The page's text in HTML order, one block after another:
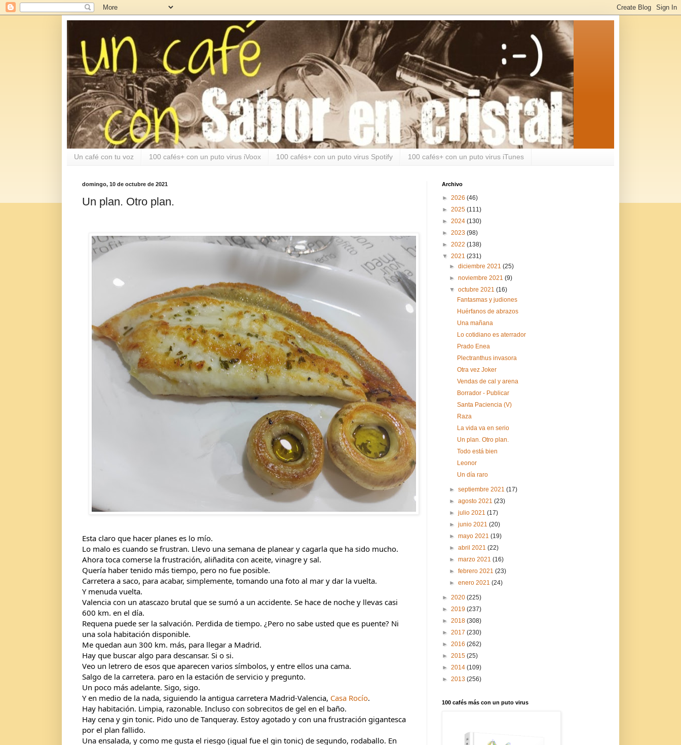
Un café con tu voz 100 cafés+ con un puto virus iVoox 100 cafés+ con un puto virus Spotify 100 cafés+ con un puto virus iTunes
domingo, 10 de octubre de 2021
Un plan. Otro plan.
Esta claro que hacer planes es lo mío.
Lo malo es cuando se frustran. Llevo una semana de planear y cagarla que ha sido mucho.
Ahora toca comerse la frustración, aliñadita con aceite, vinagre y sal.
Quería haber tenido más tiempo, pero no fue posible.
Carretera a saco, para acabar, simplemente, tomando una foto al mar y dar la vuelta.
Y menuda vuelta.
Valencia con un atascazo brutal que se sumó a un accidente. Se hace de noche y llevas casi
600 km. en el día.
Requena puede ser la salvación. Perdida de tiempo. ¿Pero no sabe usted que es puente? Ni
una sola habitación disponible.
Me quedan aun 300 km. más, para llegar a Madrid.
Hay que buscar algo para descansar. Si o si.
Veo un letrero de esos que aparecen varios símbolos, y entre ellos una cama.
Salgo de la carretera. paro en la estación de servicio y pregunto.
Un poco más adelante. Sigo, sigo.
Y en medio de la nada, siguiendo la antigua carretera Madrid-Valencia, Casa Rocío.
Hay habitación. Limpia, razonable. Incluso con sobrecitos de gel en el baño.
Hay cena y gin tonic. Pido uno de Tanqueray. Estoy agotado y con una frustración gigantesca
por el plan fallido.
Una ensalada, y como me gusta el riesgo (igual fue el gin tonic) de segundo, rodaballo. En
Archivo
► 2026 (46)
► 2025 (111)
► 2024 (130)
► 2023 (98)
► 2022 (138)
▼ 2021 (231)
►diciembre 2021(25)
►noviembre 2021(9)
▼octubre 2021(16)
Fantasmas y judiones
Huérfanos de abrazos
Una mañana
Lo cotidiano es aterrador
Prado Enea
Plectranthus invasora
Otra vez Joker
Vendas de cal y arena
Borrador - Publicar
Santa Paciencia (V)
Raza
La vida va en serio
Un plan. Otro plan.
Todo está bien
Leonor
Un día raro
►septiembre 2021(17)
►agosto 2021(23)
►julio 2021(17)
►junio 2021(20)
►mayo 2021(19)
►abril 2021(22)
►marzo 2021(16)
►febrero 2021(23)
►enero 2021(24)
► 2020 (225)
► 2019 (237)
► 2018 (308)
► 2017 (230)
► 2016 (262)
► 2015 (25)
► 2014 (109)
► 2013 (256)
100 cafés más con un puto virus